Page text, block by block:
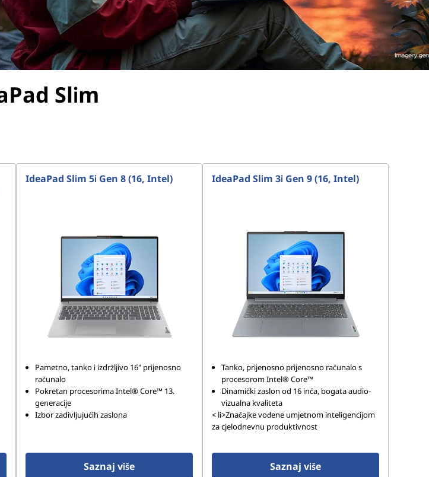
Slim
IdeaPad Slim 5i Gen 8 (16, Intel)
Pametno, tanko i izdržljivo 16" prijenosno
računalo
Pokretan procesorima Intel® Core™ 13.
generacije
Izbor zadivljujućih zaslona
Saznaj više
IdeaPad Slim 3i Gen 9 (16, Intel)
Tanko, prijenosno prijenosno računalo s
procesorom Intel® Core™
Dinamički zaslon od 16 inča, bogata audio-
vizualna kvaliteta
< li>Značajke vođene umjetnom inteligencijom
za cjelodnevnu produktivnost
Saznaj više